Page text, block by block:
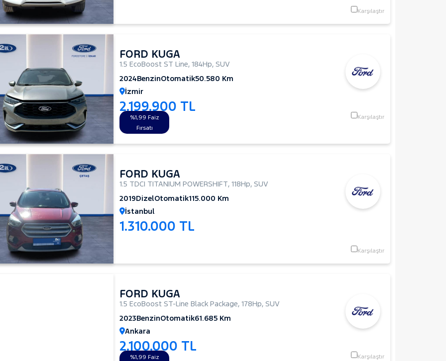
Karşılaştır
FORD KUGA
1.5 EcoBoost ST Line, 184Hp, SUV
2024BenzinOtomatik50.580 Km
İzmir
2.199.900 TL
%1,99 Faiz
Fırsatı
Karşılaştır
FORD KUGA
1.5 TDCI TITANIUM POWERSHIFT, 118Hp, SUV
2019DizelOtomatik115.000 Km
İstanbul
1.310.000 TL
Karşılaştır
FORD KUGA
1.5 EcoBoost ST-Line Black Package, 178Hp, SUV
2023BenzinOtomatik61.685 Km
Ankara
2.100.000 TL
%1,99 Faiz Karşılaştır